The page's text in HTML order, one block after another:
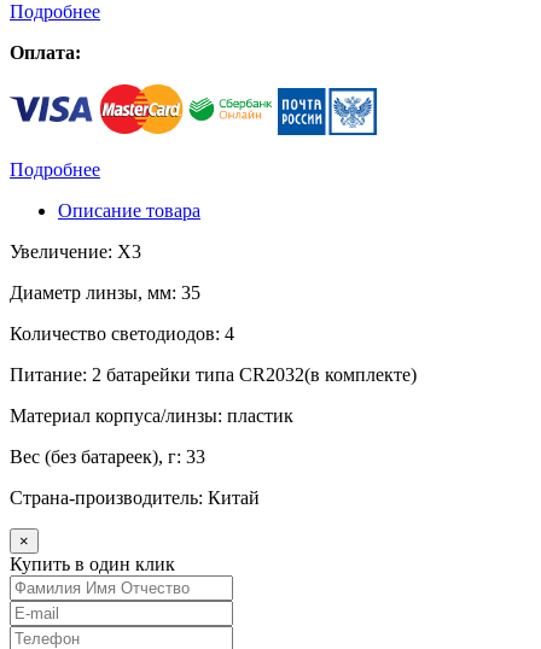
Подробнее
Оплата:
Подробнее
Описание товара
Увеличение: Х3
Диаметр линзы, мм: 35
Количество светодиодов: 4
Питание: 2 батарейки типа CR2032(в комплекте)
Материал корпуса/линзы: пластик
Вес (без батареек), г: 33
Страна-производитель: Китай
×
Купить в один клик